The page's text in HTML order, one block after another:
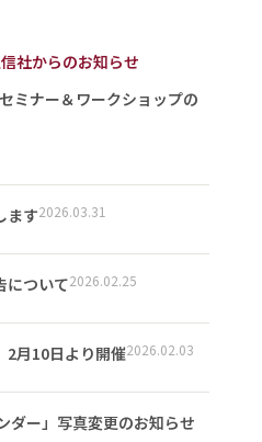
社からのお知らせ
ナー＆ワークショップの
ます2026.03.31
について2026.02.25
2月10日より開催2026.02.03
ダー」写真変更のお知らせ